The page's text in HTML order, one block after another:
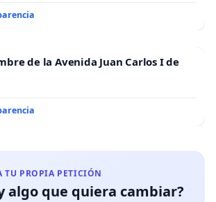
de la Avenida Juan Carlos I de
PROPIA PETICIÓN
algo que quiera cambiar?